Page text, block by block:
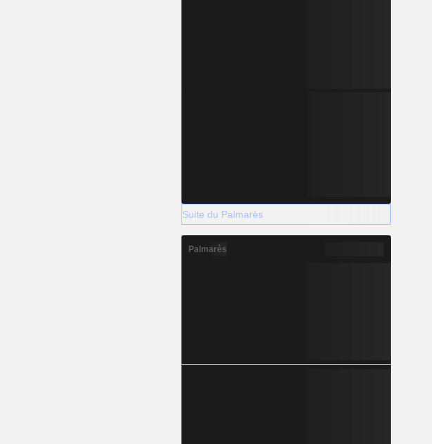
Suite du Palmarès
Palmarès